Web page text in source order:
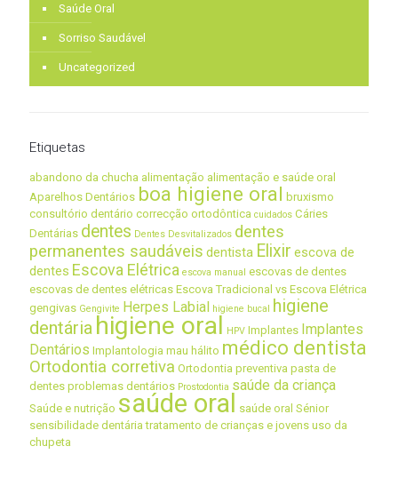
Saúde Oral
Sorriso Saudável
Uncategorized
Etiquetas
abandono da chucha alimentação alimentação e saúde oral
Aparelhos Dentários boa higiene oral bruxismo
consultório dentário correcção ortodôntica cuidados Cáries
Dentárias dentes Dentes Desvitalizados dentes
permanentes saudáveis dentista Elixir escova de
dentes Escova Elétrica escova manual escovas de dentes
escovas de dentes elétricas Escova Tradicional vs Escova Elétrica
gengivas Gengivite Herpes Labial higiene bucal higiene
dentária higiene oral HPV Implantes Implantes
Dentários Implantologia mau hálito médico dentista
Ortodontia corretiva Ortodontia preventiva pasta de
dentes problemas dentários Prostodontia saúde da criança
Saúde e nutrição saúde oral saúde oral Sénior
sensibilidade dentária tratamento de crianças e jovens uso da
chupeta